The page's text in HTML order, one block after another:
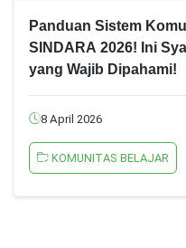
Panduan Sistem
SINDARA 2026! Ini
yang Wajib Dipahami!
8 April 2026
KOMUNITAS BELAJAR